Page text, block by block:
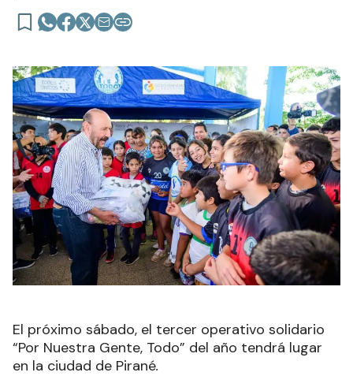
El próximo sábado, el tercer operativo solidario
“Por Nuestra Gente, Todo” del año tendrá lugar
en la ciudad de Pirané.